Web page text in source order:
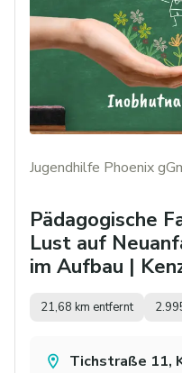
Jugendhilfe Phoenix
Pädagogische
Lust auf
im Aufbau |
21,68 km entfernt
Tichstraße 11,